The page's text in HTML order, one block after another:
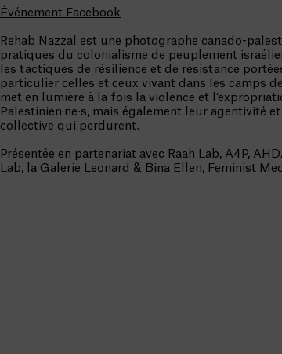
Événement Facebook
Rehab Nazzal est une photographe canado-
pratiques du colonialisme de peuplement
les tactiques de résilience et de résistance
particulier celles et ceux vivant dans les camps de
met en lumière à la fois la violence et
Palestinien·ne·s, mais également leur agentivité
collective qui perdurent.
Présentée en partenariat avec Raah Lab, A4P,
Lab, la Galerie Leonard & Bina Ellen, Feminist